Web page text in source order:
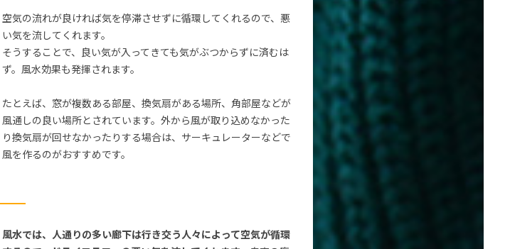
空気の流れが良ければ気を停滞させずに循環してくれるので、悪
い気を流してくれます。
そうすることで、良い気が入ってきても気がぶつからずに済むは
ず。風水効果も発揮されます。
たとえば、窓が複数ある部屋、換気扇がある場所、角部屋などが
風通しの良い場所とされています。外から風が取り込めなかった
り換気扇が回せなかったりする場合は、サーキュレーターなどで
風を作るのがおすすめです。
風水では、人通りの多い廊下は行き交う人々によって空気が循環